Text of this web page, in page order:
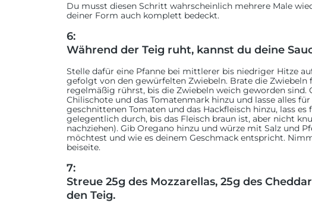
Du musst diesen Schritt wahrscheinlich mehrere Male
deiner Form auch komplett bedeckt.
6:
Während der Teig ruht, kannst du deine
Stelle dafür eine Pfanne bei mittlerer bis niedriger Hitze
gefolgt von den gewürfelten Zwiebeln. Brate die Zwiebeln
regelmäßig rührst, bis die Zwiebeln weich geworden sind.
Chilischote und das Tomatenmark hinzu und lasse alles
geschnittenen Tomaten und das Hackfleisch hinzu, lass
gelegentlich durch, bis das Fleisch braun ist, aber nicht
nachziehen). Gib Oregano hinzu und würze mit Salz und
möchtest und wie es deinem Geschmack entspricht.
beiseite.
7:
Streue 25g des Mozzarellas, 25g des
den Teig.